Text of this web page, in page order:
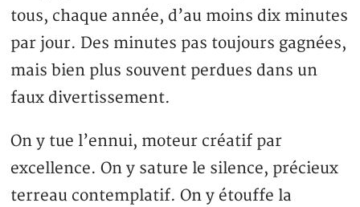
tous, chaque année, d’au moins dix minutes
par jour. Des minutes pas toujours gagnées,
mais bien plus souvent perdues dans un
faux divertissement.
On y tue l’ennui, moteur créatif par
excellence. On y sature le silence, précieux
terreau contemplatif. On y étouffe la